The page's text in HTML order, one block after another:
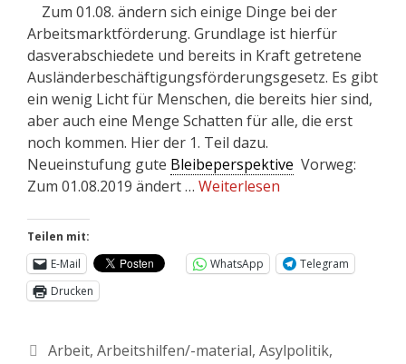
Zum 01.08. ändern sich einige Dinge bei der
Arbeitsmarktförderung. Grundlage ist hierfür
dasverabschiedete und bereits in Kraft getretene
Ausländerbeschäftigungsförderungsgesetz. Es gibt
ein wenig Licht für Menschen, die bereits hier sind,
aber auch eine Menge Schatten für alle, die erst
noch kommen. Hier der 1. Teil dazu.
Neueinstufung gute Bleibeperspektive Vorweg:
Zum 01.08.2019 ändert … Weiterlesen
Teilen mit:
E-Mail
WhatsApp
Telegram
Drucken
Arbeit, Arbeitshilfen/-material, Asylpolitik,